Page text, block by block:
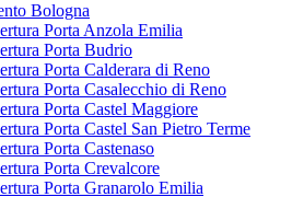
Bologna
Porta Anzola Emilia
Porta Budrio
Porta Calderara di Reno
Porta Casalecchio di Reno
Porta Castel Maggiore
Porta Castel San Pietro Terme
Porta Castenaso
Porta Crevalcore
Porta Granarolo Emilia